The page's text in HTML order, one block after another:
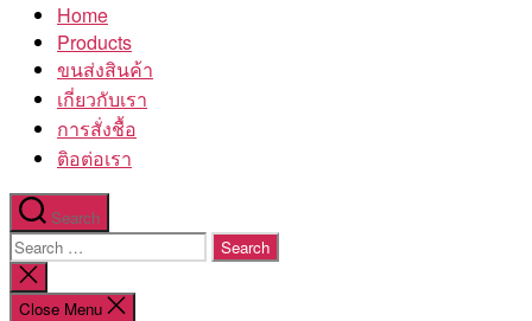
โรงงานHome
Products
ขนส่งสินค้า
เกี่ยวกับเรา
การสั่งชื้อ
ติอต่อเรา
Search
Search
for:
Close
search
Close Menu